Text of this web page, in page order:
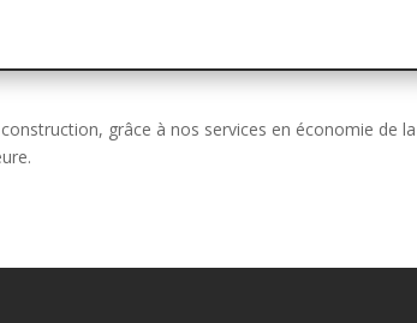
grâce à nos services en économie de